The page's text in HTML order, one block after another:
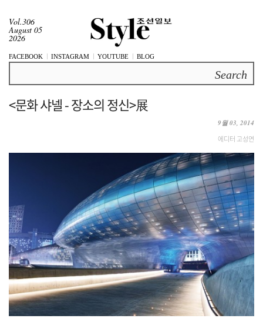
Vol.306
August 05
2026
FACEBOOK INSTAGRAM YOUTUBE BLOG
<문화 샤넬 - 장소의 정신>展
9월 03, 2014
에디터 고성연